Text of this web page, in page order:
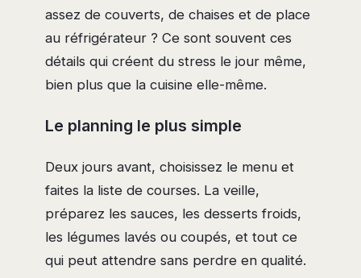
assez de couverts, de chaises et de place
au réfrigérateur ? Ce sont souvent ces
détails qui créent du stress le jour même,
bien plus que la cuisine elle-même.
Le planning le plus simple
Deux jours avant, choisissez le menu et
faites la liste de courses. La veille,
préparez les sauces, les desserts froids,
les légumes lavés ou coupés, et tout ce
qui peut attendre sans perdre en qualité.